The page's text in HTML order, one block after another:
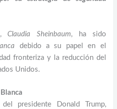
Claudia Sheinbaum, ha sido
debido a su papel en el
fronteriza y la reducción del
Unidos.
presidente Donald Trump,